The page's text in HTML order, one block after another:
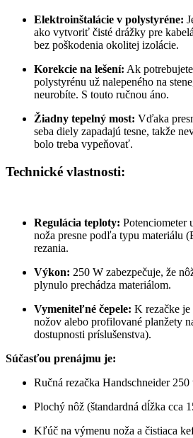
Elektroinštalácie v polystyréne:
ako vytvoriť čisté drážky pre
bez poškodenia okolitej izolácie.
Korekcie na lešení: Ak
polystyrénu už nalepeného na
neurobíte. S touto ručnou áno.
Žiadny tepelný most: Vďaka
seba diely zapadajú tesne, takže
bolo treba vypeňovať.
Technické vlastnosti:
Regulácia teploty: Potenciometer
noža presne podľa typu materiálu
rezania.
Výkon: 250 W zabezpečuje, že
plynulo prechádza materiálom.
Vymeniteľné čepele: K rezačke
nožov alebo profilované planžety
dostupnosti príslušenstva).
Súčasťou prenájmu je:
Ručná rezačka Handschneider
Plochý nôž (štandardná dĺžka cca
Kľúč na výmenu noža a čistiaca